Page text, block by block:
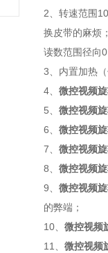
2、转速范围
换皮带的麻烦
读数范围径向
3、内置加热
4、 微控视频
5、 微控视频
6、 微控视频
7、 微控视频
8、 微控视频
9、 微控视频
的弊端；
10、 微控视频
11、 微控视频